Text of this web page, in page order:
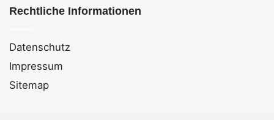
Rechtliche Informationen
Datenschutz
Impressum
Sitemap